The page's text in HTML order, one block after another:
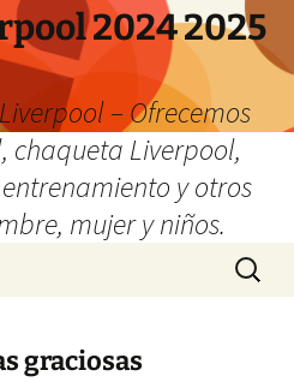
2024 2025
– Ofrecemos
chaqueta Liverpool,
y otros
mujer y niños.
Buscar:
graciosas